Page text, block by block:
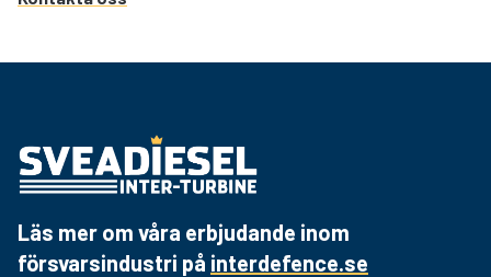
Läs mer om våra erbjudande inom
försvarsindustri på interdefence.se